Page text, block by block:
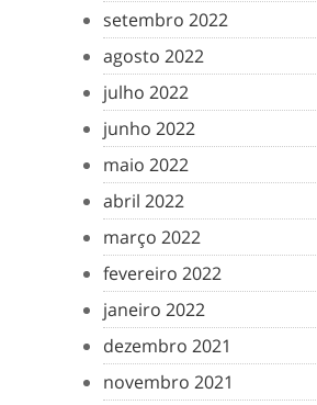
setembro 2022
agosto 2022
julho 2022
junho 2022
maio 2022
abril 2022
março 2022
fevereiro 2022
janeiro 2022
dezembro 2021
novembro 2021